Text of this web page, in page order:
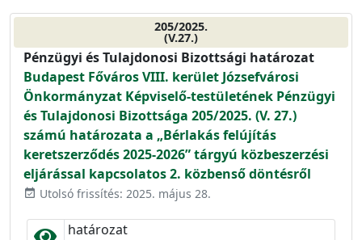
205/2025.
(V.27.)
Pénzügyi és Tulajdonosi Bizottsági határozat
Budapest Főváros VIII. kerület Józsefvárosi
Önkormányzat Képviselő-testületének Pénzügyi
és Tulajdonosi Bizottsága 205/2025. (V. 27.)
számú határozata a „Bérlakás felújítás
keretszerződés 2025-2026” tárgyú közbeszerzési
eljárással kapcsolatos 2. közbenső döntésről
event_available Utolsó frissítés: 2025. május 28.
határozat